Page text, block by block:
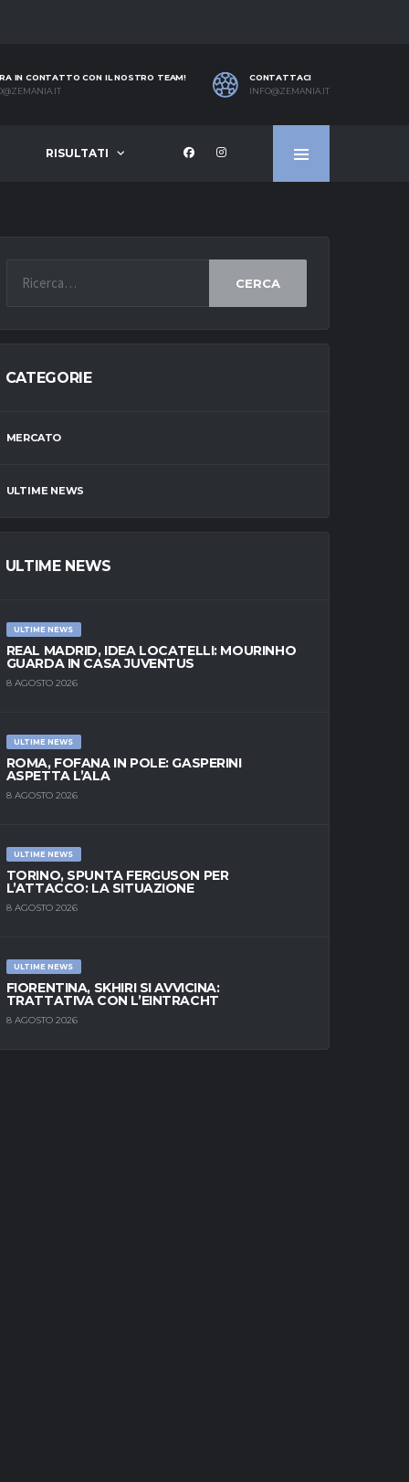
IN CONTATTO CON IL NOSTRO TEAM!
CONTATTACI
INFO@ZEMANIA.IT
RISULTATI
CERCA
CATEGORIE
MERCATO
ULTIME NEWS
ULTIME NEWS
ULTIME NEWS
REAL MADRID, IDEA LOCATELLI: MOURINHO
GUARDA IN CASA JUVENTUS
8 AGOSTO 2026
ULTIME NEWS
ROMA, FOFANA IN POLE: GASPERINI
ASPETTA L’ALA
8 AGOSTO 2026
ULTIME NEWS
TORINO, SPUNTA FERGUSON PER
L’ATTACCO: LA SITUAZIONE
8 AGOSTO 2026
ULTIME NEWS
FIORENTINA, SKHIRI SI AVVICINA:
TRATTATIVA CON L’EINTRACHT
8 AGOSTO 2026